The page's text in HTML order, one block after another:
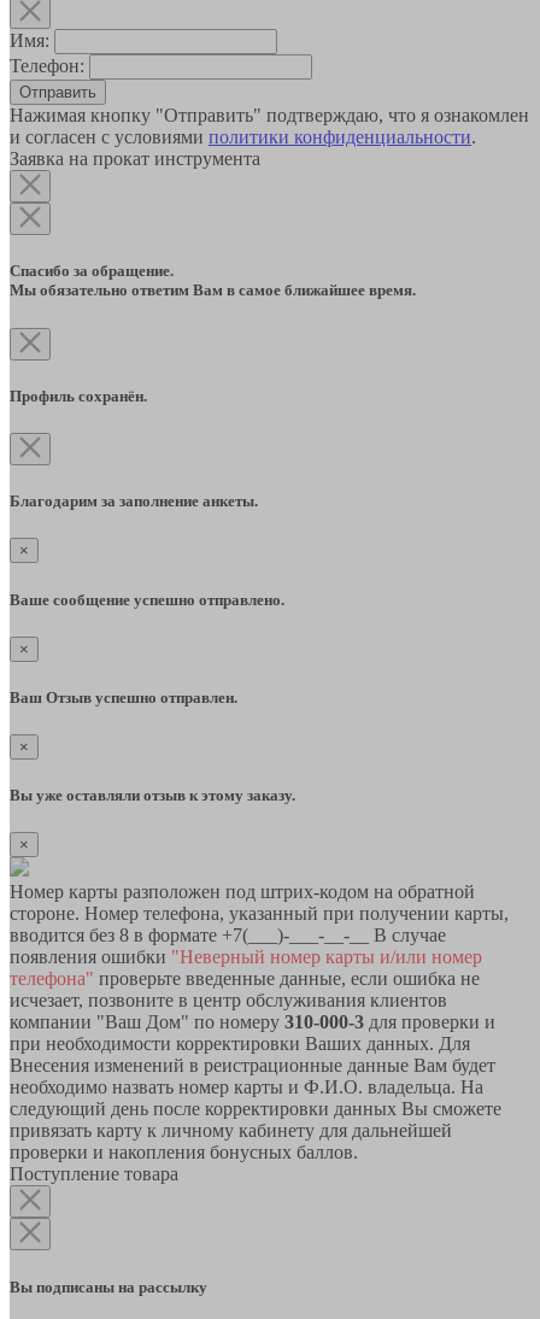
Имя:
Телефон:
Отправить
Нажимая кнопку "Отправить" подтверждаю, что я ознакомлен
и согласен с условиями политики конфиденциальности.
Заявка на прокат инструмента
Спасибо за обращение.
Мы обязательно ответим Вам в самое ближайшее время.
Профиль сохранён.
Благодарим за заполнение анкеты.
×
Ваше сообщение успешно отправлено.
×
Ваш Отзыв успешно отправлен.
×
Вы уже оставляли отзыв к этому заказу.
×
Номер карты разположен под штрих-кодом на обратной
стороне. Номер телефона, указанный при получении карты,
вводится без 8 в формате +7(___)-___-__-__ В случае
появления ошибки "Неверный номер карты и/или номер
телефона" проверьте введенные данные, если ошибка не
исчезает, позвоните в центр обслуживания клиентов
компании "Ваш Дом" по номеру 310-000-3 для проверки и
при необходимости корректировки Ваших данных. Для
Внесения изменений в реистрационные данные Вам будет
необходимо назвать номер карты и Ф.И.О. владельца. На
следующий день после корректировки данных Вы сможете
привязать карту к личному кабинету для дальнейшей
проверки и накопления бонусных баллов.
Поступление товара
Вы подписаны на рассылку